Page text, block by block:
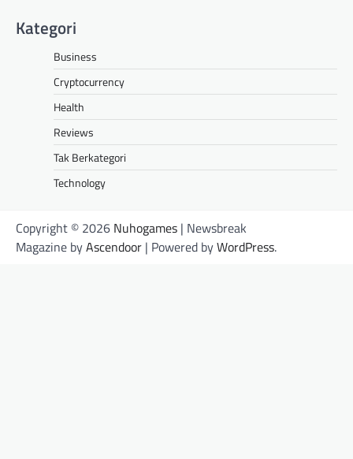
Kategori
Business
Cryptocurrency
Health
Reviews
Tak Berkategori
Technology
Copyright © 2026 Nuhogames | Newsbreak
Magazine byAscendoor | Powered byWordPress.